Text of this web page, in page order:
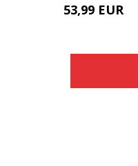
53,99 EUR